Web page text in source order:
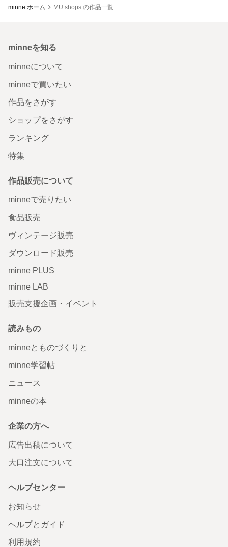
minne ホーム MU shops の作品一覧
minneを知る
minneについて
minneで買いたい
作品をさがす
ショップをさがす
ランキング
特集
作品販売について
minneで売りたい
食品販売
ヴィンテージ販売
ダウンロード販売
minne PLUS
minne LAB
販売支援企画・イベント
読みもの
minneとものづくりと
minne学習帖
ニュース
minneの本
企業の方へ
広告出稿について
大口注文について
ヘルプセンター
お知らせ
ヘルプとガイド
利用規約